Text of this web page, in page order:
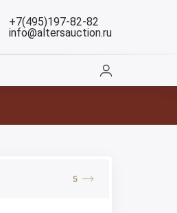
+7(495)197-82-82
info@altersauction.ru
5